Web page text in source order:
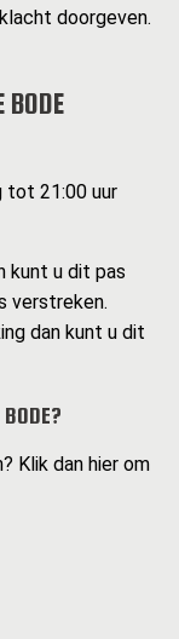
doorgeven.
BODE
tot 21:00 uur
kunt u dit pas
verstreken.
dan kunt u dit
BODE?
Klik dan hier om